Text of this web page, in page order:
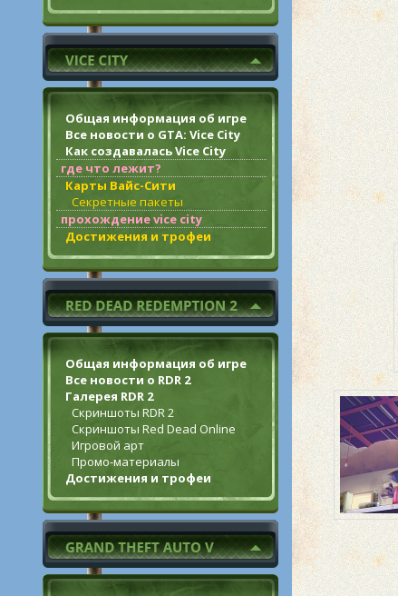
Общая информация об игре
Все новости о GTA: Vice City
Как создавалась Vice City
где что лежит?
Карты Вайс-Сити
Секретные пакеты
прохождение vice city
Достижения и трофеи
Общая информация об игре
Все новости о RDR 2
Галерея RDR 2
Скриншоты RDR 2
Скриншоты Red Dead Online
Игровой арт
Промо-материалы
Достижения и трофеи